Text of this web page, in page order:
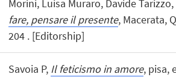
Morini, Luisa Muraro, Davide
fare, pensare il presente, Macerata,
204 . [Editorship]
Savoia P, Il feticismo in amore, pisa,